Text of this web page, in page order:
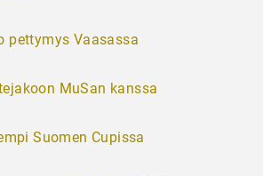
pettymys Vaasassa
MuSan kanssa
Suomen Cupissa